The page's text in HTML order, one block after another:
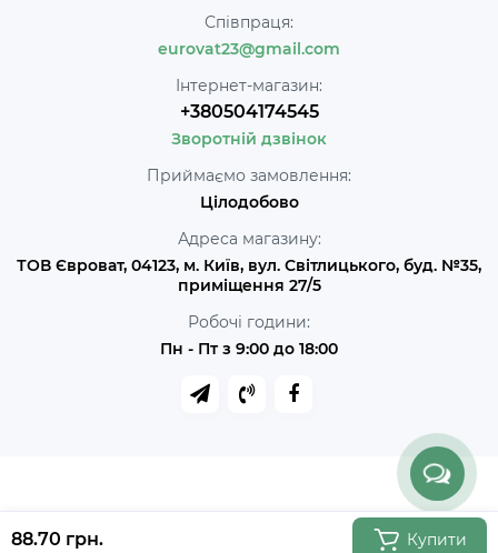
88.70 грн. Купити
Співпраця:
eurovat23@gmail.com
Інтернет-магазин:
+380504174545
Зворотній дзвінок
Приймаємо замовлення:
Цілодобово
Адреса магазину:
ТОВ Євроват, 04123, м. Київ, вул. Світлицького, буд. №35,
приміщення 27/5
Робочі години:
Пн - Пт з 9:00 до 18:00